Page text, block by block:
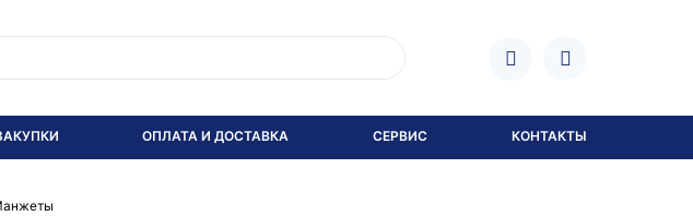
ОПЛАТА И ДОСТАВКА СЕРВИС КОНТАКТЫ